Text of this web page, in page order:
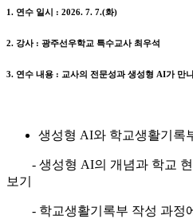
1. 연수 일시 : 2026. 7. 7.(화)
2. 강사 : 광주선우학교 특수교사 최우석
3. 연수 내용 : 교사의 전문성과 생성형 AI가 만
생성형 AI와 학교생활기록
- 생성형 AI의 개념과 학교 현
보기
- 학교생활기록부 작성 과정